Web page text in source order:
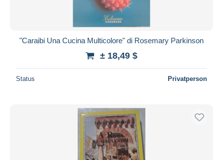
"Caraibi Una Cucina Multicolore" di Rosemary Parkinson
± 18,49 $
Status Privatperson